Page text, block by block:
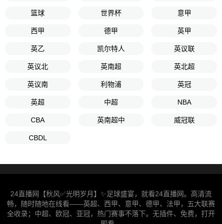
篮球 世界杯 意甲
西甲 德甲 英甲
英乙 凯尔特人 英议联
英议北 英南超 英北超
英议南 利物浦 英冠
英超 中超 NBA
CBA 英南超中 威冠联
CBDL
24直播网【秋风✅光明岁月】✨足球盛宴，就看24直播网。高清流
畅，随时随地在线看——英超、西甲、意甲、德甲、法甲，五大联赛
全收录；中超、欧冠、亚冠，热门赛事不落下。无插件、免费，打开